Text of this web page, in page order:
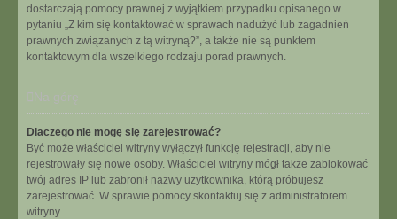
dostarczają pomocy prawnej z wyjątkiem przypadku opisanego w
pytaniu „Z kim się kontaktować w sprawach nadużyć lub zagadnień
prawnych związanych z tą witryną?”, a także nie są punktem
kontaktowym dla wszelkiego rodzaju porad prawnych.
Na górę
Dlaczego nie mogę się zarejestrować?
Być może właściciel witryny wyłączył funkcję rejestracji, aby nie
rejestrowały się nowe osoby. Właściciel witryny mógł także zablokować
twój adres IP lub zabronił nazwy użytkownika, którą próbujesz
zarejestrować. W sprawie pomocy skontaktuj się z administratorem
witryny.